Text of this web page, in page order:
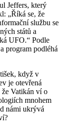
Jeffers, který
„Říká se, že
službu se
států a
UFO.“ Podle
program podléhá
když v
je otevřená
že Vatikán ví o
mnohem
námi ukrývá